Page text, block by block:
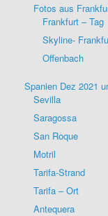
Fotos aus
Frankfurt – Tag
Skyline-
Offenbach
Spanien Dez 2021
Sevilla
Saragossa
San Roque
Motril
Tarifa-Strand
Tarifa – Ort
Antequera